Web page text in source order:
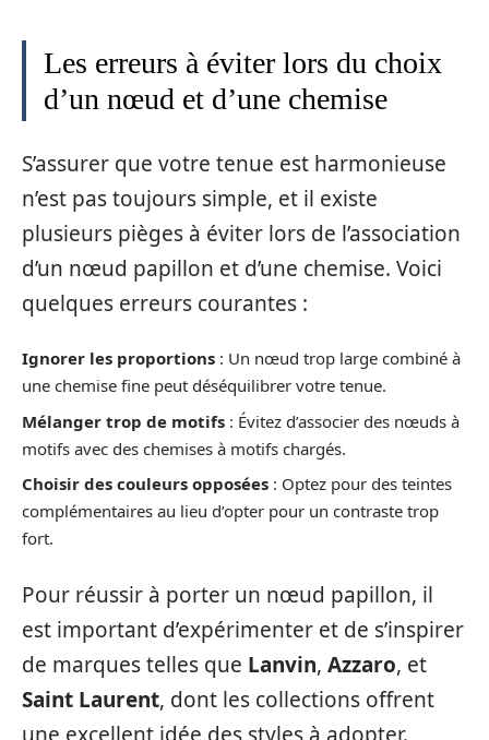
Les erreurs à éviter lors du choix
d’un nœud et d’une chemise
S’assurer que votre tenue est harmonieuse
n’est pas toujours simple, et il existe
plusieurs pièges à éviter lors de l’association
d’un nœud papillon et d’une chemise. Voici
quelques erreurs courantes :
Ignorer les proportions : Un nœud trop large combiné à
une chemise fine peut déséquilibrer votre tenue.
Mélanger trop de motifs : Évitez d’associer des nœuds à
motifs avec des chemises à motifs chargés.
Choisir des couleurs opposées : Optez pour des teintes
complémentaires au lieu d’opter pour un contraste trop
fort.
Pour réussir à porter un nœud papillon, il
est important d’expérimenter et de s’inspirer
de marques telles que Lanvin, Azzaro, et
Saint Laurent, dont les collections offrent